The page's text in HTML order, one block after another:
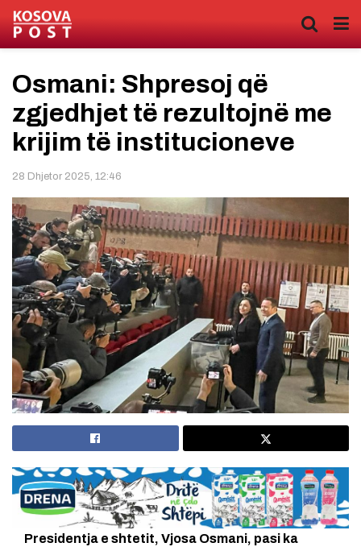
Osmani: Shpresoj që
zgjedhjet të rezultojnë me
krijim të institucioneve
28 Dhjetor 2025, 12:46
Presidentja e shtetit, Vjosa Osmani, pasi ka